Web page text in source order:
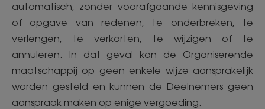
automatisch, zonder voorafgaande kennisgeving
of opgave van redenen, te onderbreken, te
verlengen, te verkorten, te wijzigen of te
annuleren. In dat geval kan de Organiserende
maatschappij op geen enkele wijze aansprakelijk
worden gesteld en kunnen de Deelnemers geen
aanspraak maken op enige vergoeding.